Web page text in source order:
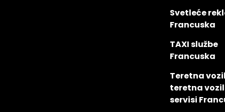
Svetleće
Francuska
TAXI službe
Francuska
Teretna
teretna
servisi